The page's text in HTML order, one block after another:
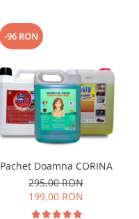
-96 RON
Pachet Doamna CORINA
295,00 RON
199,00 RON